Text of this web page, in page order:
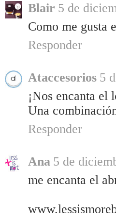
Blair 5 de
Como me gusta
Responder
Ataccesorios 5
¡Nos encanta el
Una
Responder
Ana 5 de
me encanta el